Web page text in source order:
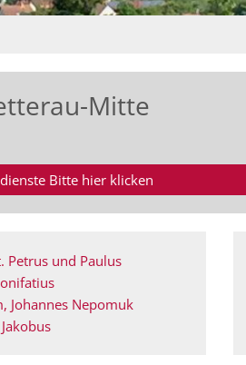
Mitte
Bitte hier klicken
Petrus und Paulus
Johannes Nepomuk